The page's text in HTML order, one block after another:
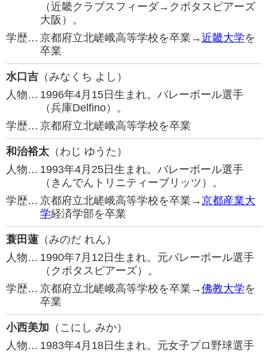
（近畿クラブスフィーダ→クボタスピアーズ
大阪）。
学歴… 京都府立北嵯峨高等学校を卒業→近畿大学を
卒業
水口吉 （みなくち よし）
人物… 1996年4月15日生まれ。バレーボール選手
（兵庫Delfino）。
学歴… 京都府立北嵯峨高等学校を卒業
和治裕太 （わじ ゆうた）
人物… 1993年4月25日生まれ。バレーボール選手
（きんでんトリニティーブリッツ）。
学歴… 京都府立北嵯峨高等学校を卒業→京都産業大
学経済学部を卒業
蓑田蓮 （みのだ れん）
人物… 1990年7月12日生まれ。元バレーボール選手
（クボタスピアーズ）。
学歴… 京都府立北嵯峨高等学校を卒業→佛教大学を
卒業
小西美加 （こにし みか）
人物… 1983年4月18日生まれ。元女子プロ野球選手